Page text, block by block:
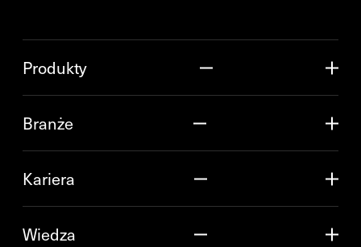
Produkty
Branże
Kariera
Wiedza